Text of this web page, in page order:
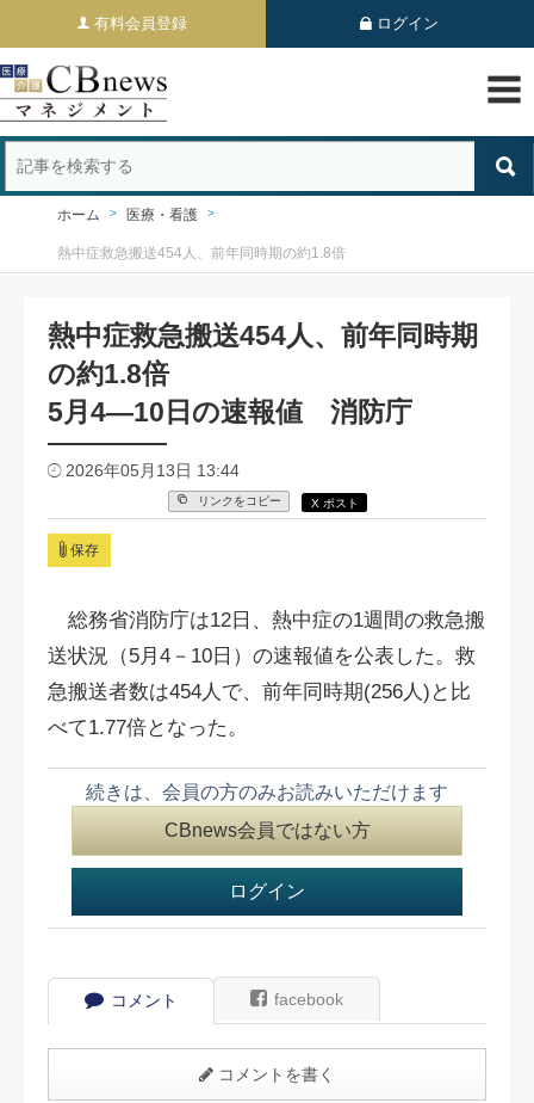
有料会員登録 ログイン
ホーム 医療・看護
熱中症救急搬送454人、前年同時期の約1.8倍
熱中症救急搬送454人、前年同時期
の約1.8倍
5月4―10日の速報値 消防庁
2026年05月13日 13:44
リンクをコピー X ポスト
保存
総務省消防庁は12日、熱中症の1週間の救急搬
送状況（5月4－10日）の速報値を公表した。救
急搬送者数は454人で、前年同時期(256人)と比
べて1.77倍となった。
続きは、会員の方のみお読みいただけます
CBnews会員ではない方
ログイン
コメント facebook
コメントを書く